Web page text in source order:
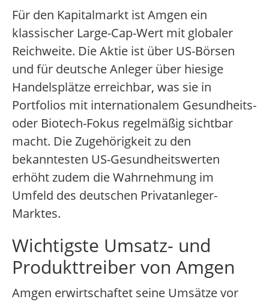
Für den Kapitalmarkt ist Amgen ein
klassischer Large-Cap-Wert mit globaler
Reichweite. Die Aktie ist über US-Börsen
und für deutsche Anleger über hiesige
Handelsplätze erreichbar, was sie in
Portfolios mit internationalem Gesundheits-
oder Biotech-Fokus regelmäßig sichtbar
macht. Die Zugehörigkeit zu den
bekanntesten US-Gesundheitswerten
erhöht zudem die Wahrnehmung im
Umfeld des deutschen Privatanleger-
Marktes.
Wichtigste Umsatz- und
Produkttreiber von Amgen
Amgen erwirtschaftet seine Umsätze vor